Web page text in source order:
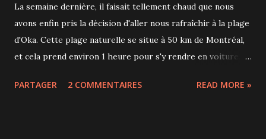
La semaine dernière, il faisait tellement chaud que nous
avons enfin pris la décision d'aller nous rafraîchir à la plage
d'Oka. Cette plage naturelle se situe à 50 km de Montréal,
et cela prend environ 1 heure pour s'y rendre en voiture.
géré par la Sépaq, qui longe le Lac des Deux Montagnes, là
PARTAGER 2 COMMENTAIRES READ MORE »